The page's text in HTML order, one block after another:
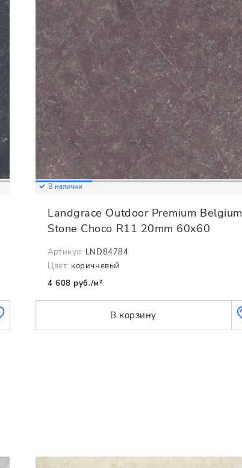
В наличии
Landgrace Outdoor Premium Belgium
Stone Choco R11 20mm 60x60
Артикул: LND84784
Цвет: коричневый
4 608 руб./м²
В корзину